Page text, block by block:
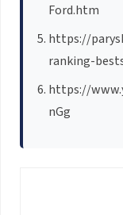
Ford.htm
https://
ranking-
https://
nGg